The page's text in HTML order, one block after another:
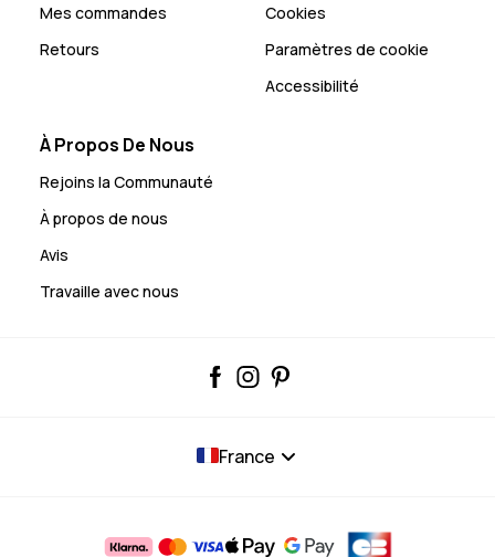
Mes commandes
Retours
Cookies
Paramètres de cookie
Accessibilité
À Propos De Nous
Rejoins la Communauté
À propos de nous
Avis
Travaille avec nous
France